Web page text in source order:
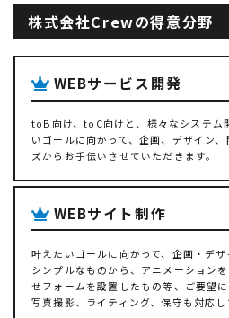
株式会社Crewの得意分野
WEBサービス開発
toB向け、toC向けと、様々なシステム
いゴールに向かって、企画、デザイン
ズからお手伝いさせていただきます。
WEBサイト制作
叶えたいゴールに向かって、企画・デザ
シンプルなものから、アニメーション
せフォームを設置したもの等、ご要望
写真撮影、ライティング、保守も対応し